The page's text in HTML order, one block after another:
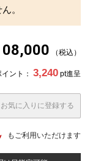
。
税込
ント： 3,240 pt進呈
お気に入りに登録する
もご利用いただけます